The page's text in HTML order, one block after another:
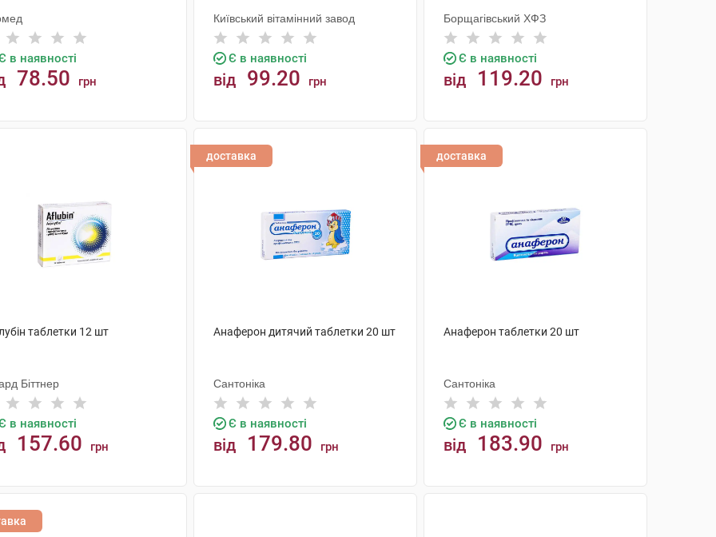
в наявності
78.50 грн
Київський вітамінний завод
Є в наявності
від 99.20 грн
Борщагівський ХФЗ
Є в наявності
від 119.20 грн
таблетки 12 шт
Біттнер
в наявності
157.60 грн
доставка
Анаферон дитячий таблетки 20 шт
Сантоніка
Є в наявності
від 179.80 грн
доставка
Анаферон таблетки 20 шт
Сантоніка
Є в наявності
від 183.90 грн